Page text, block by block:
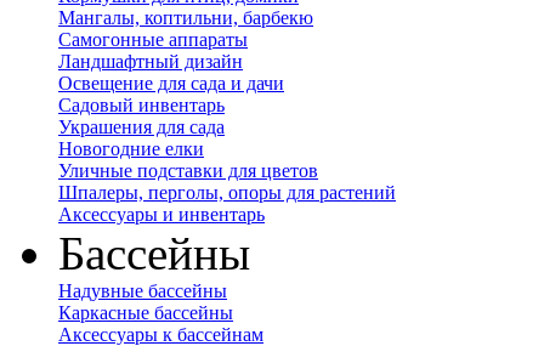
Мангалы, коптильни, барбекю
Самогонные аппараты
Ландшафтный дизайн
Освещение для сада и дачи
Садовый инвентарь
Украшения для сада
Новогодние елки
Уличные подставки для цветов
Шпалеры, перголы, опоры для растений
Аксессуары и инвентарь
Бассейны
Надувные бассейны
Каркасные бассейны
Аксессуары к бассейнам